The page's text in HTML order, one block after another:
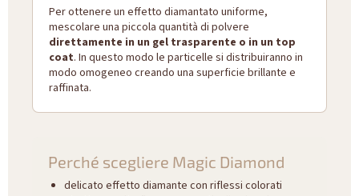
Per ottenere un effetto diamantato uniforme,
mescolare una piccola quantità di polvere
direttamente in un gel trasparente o in un top
coat. In questo modo le particelle si distribuiranno in
modo omogeneo creando una superficie brillante e
raffinata.
Perché scegliere Magic Diamond
delicato effetto diamante con riflessi colorati